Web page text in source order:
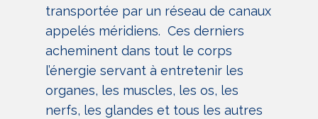
transportée par un réseau de canaux
appelés méridiens. Ces derniers
acheminent dans tout le corps
l’énergie servant à entretenir les
organes, les muscles, les os, les
nerfs, les glandes et tous les autres